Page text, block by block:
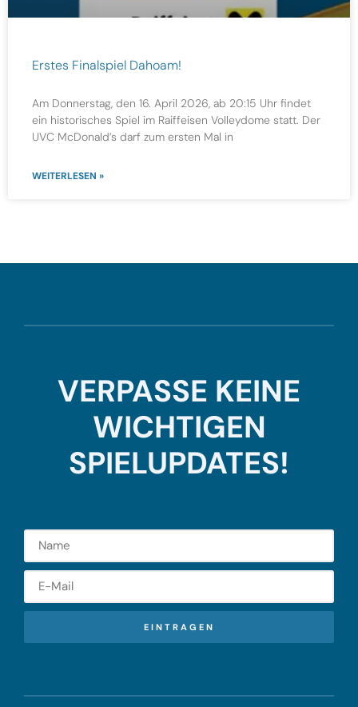
Erstes Finalspiel Dahoam!
Am Donnerstag, den 16. April 2026, ab 20:15 Uhr findet
ein historisches Spiel im Raiffeisen Volleydome statt. Der
UVC McDonald’s darf zum ersten Mal in
WEITERLESEN »
VERPASSE KEINE
WICHTIGEN
SPIELUPDATES!
EINTRAGEN